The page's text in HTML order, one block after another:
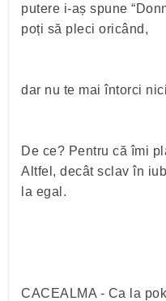
putere i-aș spune
poți să pleci oricând,
dar nu te mai întorci
De ce? Pentru că îmi
Altfel, decât sclav în
la egal.
CACEALMA - Ca la